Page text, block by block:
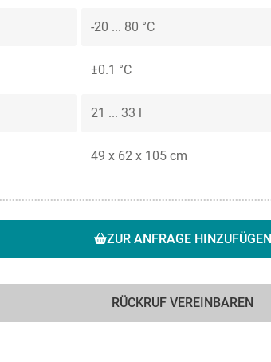
-20 ... 80 °C
±0.1 °C
21 ... 33 l
49 x 62 x 105 cm
ZUR ANFRAGE HINZUFÜGEN
RÜCKRUF VEREINBAREN